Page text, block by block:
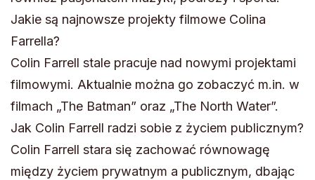
Jakie są najnowsze projekty filmowe Colina
Farrella?
Colin Farrell stale pracuje nad nowymi projektami
filmowymi. Aktualnie można go zobaczyć m.in. w
filmach „The Batman” oraz „The North Water”.
Jak Colin Farrell radzi sobie z życiem publicznym?
Colin Farrell stara się zachować równowagę
między życiem prywatnym a publicznym, dbając